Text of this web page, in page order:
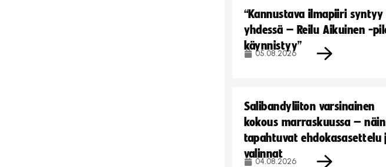
“Kannustava ilmapiiri syntyy
yhdessä – Reilu Aikuinen -
käynnistyy”
05.08.2026
Salibandyliiton varsinainen
kokous marraskuussa – näin
tapahtuvat ehdokasasettelu
valinnat
04.08.2026